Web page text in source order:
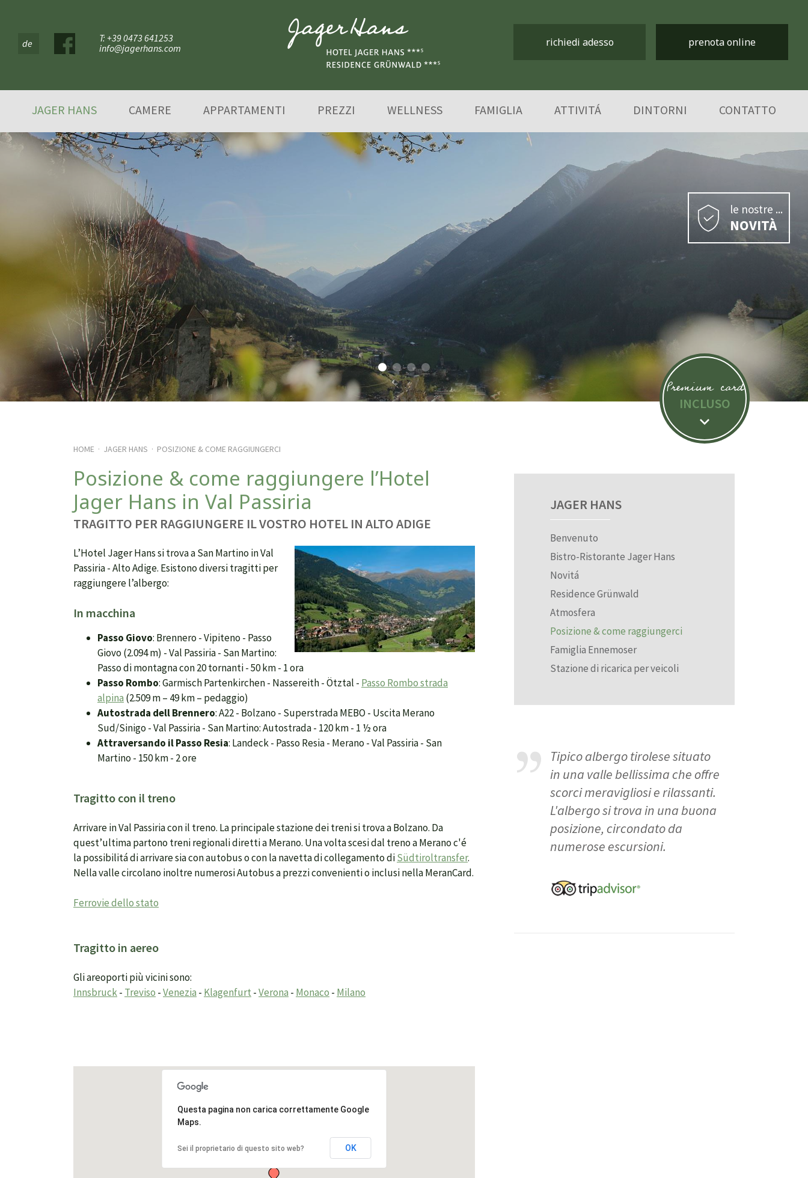
de
T: +39 0473 641253
info@jagerhans.com
richiedi adesso prenota online
JAGER HANS CAMERE APPARTAMENTI PREZZI WELLNESS FAMIGLIA ATTIVITÁ DINTORNI CONTATTO
le nostre ...
NOVITÀ
Premium card
INCLUSO
HOME · JAGER HANS · POSIZIONE & COME RAGGIUNGERCI
Posizione & come raggiungere l’Hotel
Jager Hans in Val Passiria
TRAGITTO PER RAGGIUNGERE IL VOSTRO HOTEL IN ALTO ADIGE
L’Hotel Jager Hans si trova a San Martino in Val
Passiria - Alto Adige. Esistono diversi tragitti per
raggiungere l’albergo:
In macchina
Passo Giovo: Brennero - Vipiteno - Passo
Giovo (2.094 m) - Val Passiria - San Martino:
Passo di montagna con 20 tornanti - 50 km - 1 ora
Passo Rombo: Garmisch Partenkirchen - Nassereith - Ötztal - Passo Rombo strada
alpina (2.509 m – 49 km – pedaggio)
Autostrada dell Brennero: A22 - Bolzano - Superstrada MEBO - Uscita Merano
Sud/Sinigo - Val Passiria - San Martino: Autostrada - 120 km - 1 ½ ora
Attraversando il Passo Resia: Landeck - Passo Resia - Merano - Val Passiria - San
Martino - 150 km - 2 ore
Tragitto con il treno
Arrivare in Val Passiria con il treno. La principale stazione dei treni si trova a Bolzano. Da
quest’ultima partono treni regionali diretti a Merano. Una volta scesi dal treno a Merano c'é
la possibilitá di arrivare sia con autobus o con la navetta di collegamento diSüdtiroltransfer.
Nella valle circolano inoltre numerosi Autobus a prezzi convenienti o inclusi nella MeranCard.
Ferrovie dello stato
Tragitto in aereo
Gli areoporti più vicini sono:
Innsbruck- Treviso -Venezia - Klagenfurt -Verona - Monaco - Milano
Questa pagina non carica correttamente Google
Maps.
Sei il proprietario di questo sito web? OK
JAGER HANS
Benvenuto
Bistro-Ristorante Jager Hans
Novitá
Residence Grünwald
Atmosfera
Posizione & come raggiungerci
Famiglia Ennemoser
Stazione di ricarica per veicoli
Tipico albergo tirolese situato
in una valle bellissima che offre
scorci meravigliosi e rilassanti.
L'albergo si trova in una buona
posizione, circondato da
numerose escursioni.